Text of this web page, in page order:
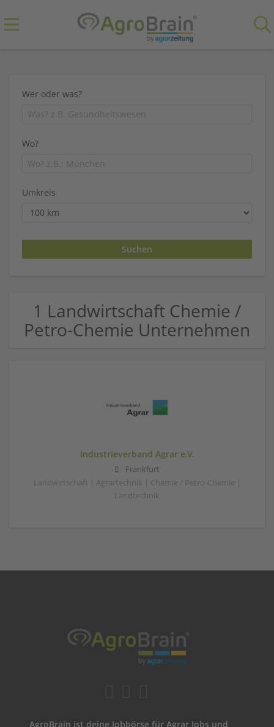
Wer oder was?
Wo?
Umkreis
1 Landwirtschaft Chemie /
Petro-Chemie Unternehmen
Industrieverband Agrar e.V.
Frankfurt
Landwirtschaft | Agrartechnik | Chemie / Petro-Chemie |
Landtechnik
AgroBrain ist deine Jobbörse für Agrar Jobs und